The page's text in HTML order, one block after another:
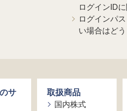
ログインID
ログインパ
い場合はど
サ
取扱商品
国内株式